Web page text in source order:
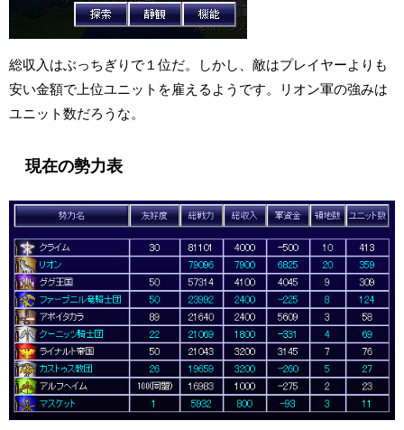
総収入はぶっちぎりで１位だ。しかし、敵はプレイヤーよりも
安い金額で上位ユニットを雇えるようです。リオン軍の強みは
ユニット数だろうな。
現在の勢力表